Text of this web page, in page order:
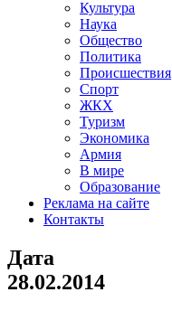
Культура
Наука
Общество
Политика
Происшествия
Спорт
ЖКХ
Туризм
Экономика
Армия
В мире
Образование
Реклама на сайте
Контакты
Дата
28.02.2014